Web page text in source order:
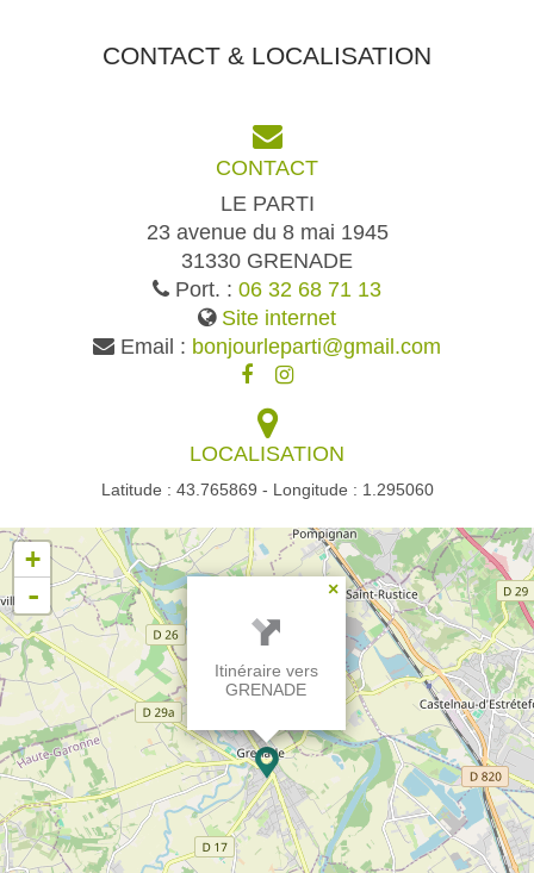
CONTACT & LOCALISATION
CONTACT
LE PARTI
23 avenue du 8 mai 1945
31330 GRENADE
Port. : 06 32 68 71 13
Site internet
Email : bonjourleparti@gmail.com
LOCALISATION
Latitude : 43.765869 - Longitude : 1.295060
×
Itinéraire vers
GRENADE
+
-